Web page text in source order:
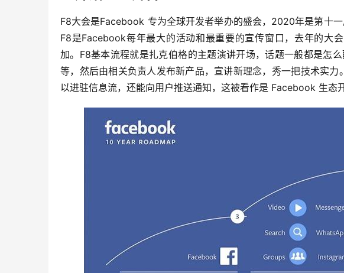
F8大会是Facebook 专为全球开发者举办的盛会，2020年是第十
F8是Facebook每年最大的活动和最重要的宣传窗口，去年的大
加。F8基本流程就是扎克伯格的主题演讲开场，话题一般都是怎
等，然后由相关负责人发布新产品，宣讲新理念，秀一把技术实
以进驻信息流，还能向用户推送通知，这被看作是 Facebook 生态